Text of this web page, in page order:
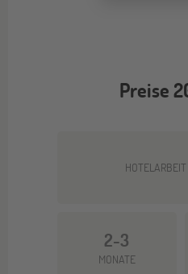
Preise
HOTELARBEIT
2-3
MONATE